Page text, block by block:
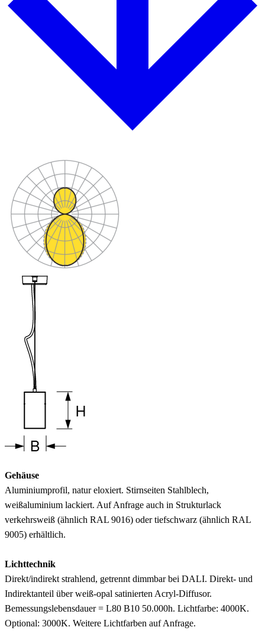
Gehäuse
Aluminiumprofil, natur eloxiert. Stirnseiten Stahlblech,
weißaluminium lackiert. Auf Anfrage auch in Strukturlack
verkehrsweiß (ähnlich RAL 9016) oder tiefschwarz (ähnlich RAL
9005) erhältlich.
Lichttechnik
Direkt/indirekt strahlend, getrennt dimmbar bei DALI. Direkt- und
Indirektanteil über weiß-opal satinierten Acryl-Diffusor.
Bemessungslebensdauer = L80 B10 50.000h. Lichtfarbe: 4000K.
Optional: 3000K. Weitere Lichtfarben auf Anfrage.